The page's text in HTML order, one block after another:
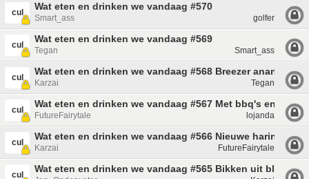
cul
Wat eten en drinken we vandaag #570
Smart_ass golfer
cul
Wat eten en drinken we vandaag #569
Tegan Smart_ass
cul
Wat eten en drinken we vandaag #568 Breezer ananas
Karzai Tegan
cul
Wat eten en drinken we vandaag #567 Met bbq's en veel
FutureFairytale lojanda
cul
Wat eten en drinken we vandaag #566 Nieuwe haring
Karzai FutureFairytale
cul
Wat eten en drinken we vandaag #565 Bikken uit